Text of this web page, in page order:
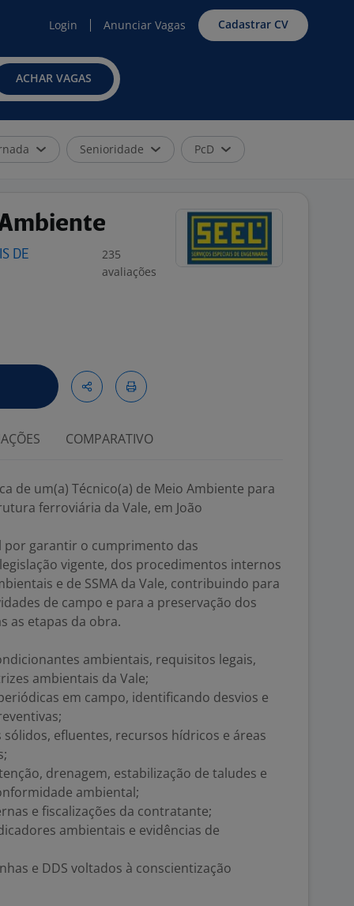
Login Anunciar Vagas Cadastrar CV
ACHAR VAGAS
Senioridade PcD
DE
235
avaliações
COMPARATIVO
de um(a) Técnico(a) de Meio Ambiente para
ferroviária da Vale, em João
por garantir o cumprimento das
vigente, dos procedimentos internos
e de SSMA da Vale, contribuindo para
de campo e para a preservação dos
as etapas da obra.
ambientais, requisitos legais,
ambientais da Vale;
em campo, identificando desvios e
efluentes, recursos hídricos e áreas
drenagem, estabilização de taludes e
ambiental;
e fiscalizações da contratante;
ambientais e evidências de
e DDS voltados à conscientização